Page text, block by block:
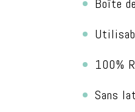
Boîte
100%
Sans